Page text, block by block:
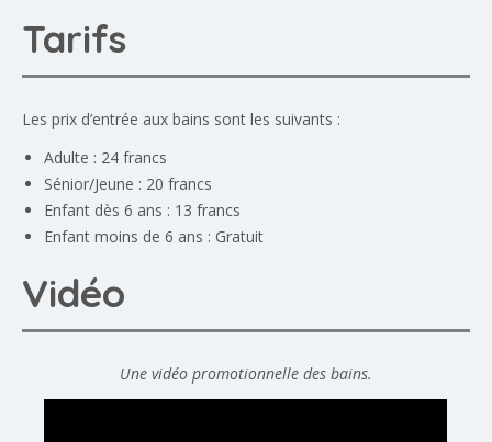
Tarifs
Les prix d’entrée aux bains sont les suivants :
Adulte : 24 francs
Sénior/Jeune : 20 francs
Enfant dès 6 ans : 13 francs
Enfant moins de 6 ans : Gratuit
Vidéo
Une vidéo promotionnelle des bains.